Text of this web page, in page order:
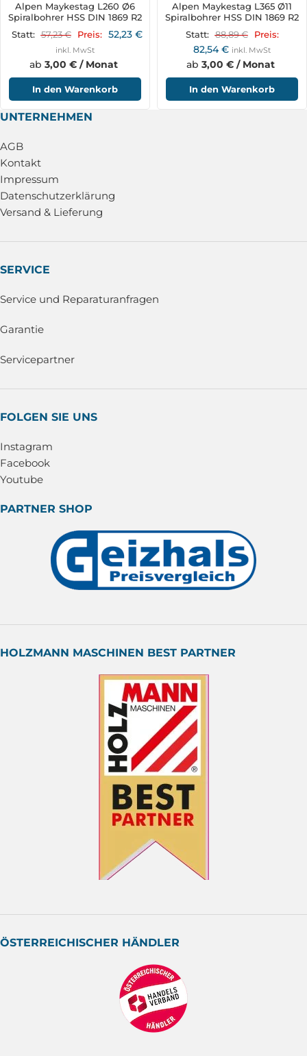
Alpen Maykestag L260 Ø6
Spiralbohrer HSS DIN 1869 R2
Statt: 57,23€ Preis: 52,23 €
inkl. MwSt
ab 3,00 € / Monat
In den Warenkorb
Alpen Maykestag L365 Ø11
Spiralbohrer HSS DIN 1869 R2
Statt: 88,89€ Preis:
82,54€ inkl. MwSt
ab 3,00 € / Monat
In den Warenkorb
UNTERNEHMEN
AGB
Kontakt
Impressum
Datenschutzerklärung
Versand & Lieferung
SERVICE
Service und Reparaturanfragen
Garantie
Servicepartner
FOLGEN SIE UNS
Instagram
Facebook
Youtube
PARTNER SHOP
HOLZMANN MASCHINEN BEST PARTNER
ÖSTERREICHISCHER HÄNDLER